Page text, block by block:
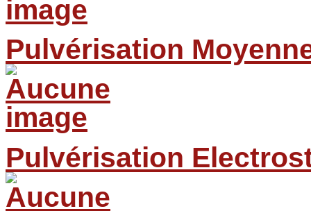
Pulvérisation
Pulvérisation